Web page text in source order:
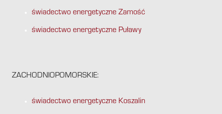
świadectwo energetyczne Zamość
świadectwo energetyczne Puławy
ZACHODNIOPOMORSKIE:
świadectwo energetyczne Koszalin